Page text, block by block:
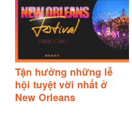
Tận hưởng những lễ
hội tuyệt vời nhất ở
New Orleans